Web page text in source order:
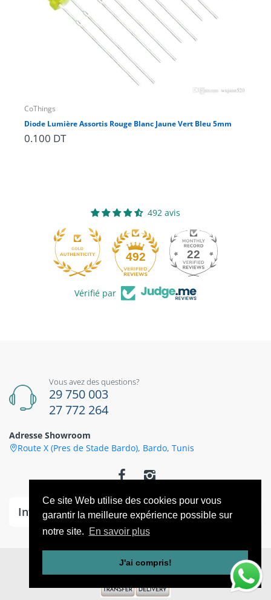
Ce site Web utilise des cookies pour vous
garantir la meilleure expérience possible sur
notre site.
En savoir plus
J'ai compris!
la fonte, l’aluminium, le plastique dur et le bois
Compatibilité: adaptée aux perceuses et outils
électroportatifs standards
CoThings
Diode Lumière Assortis Rouge Blanc Jaune Vert Bleu 5mm
0.100 DT
492 avis
492 22
Vérifié par
Vous avez des questions?
29 750 003
27 772 264
Adresse Showroom
Route X (Pres de Stade Bardo), Bardo, Tunis
Information
CoThings. All Rights Reserved